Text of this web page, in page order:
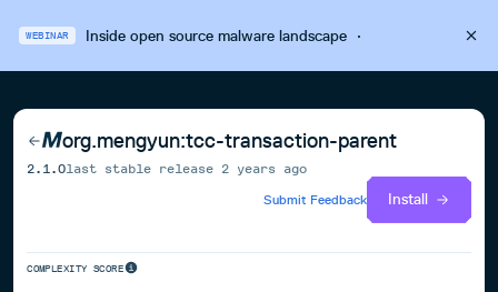
WEBINAR Inside open source malware landscape·
org.mengyun:tcc-transaction-parent
2.1.0last stable release 2 years ago
Submit Feedback
Install
COMPLEXITY SCORE